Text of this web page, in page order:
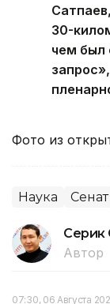
30-
чем был
Фото из
Наука Сенат
Серик
Автор
07:30, 06 Августа